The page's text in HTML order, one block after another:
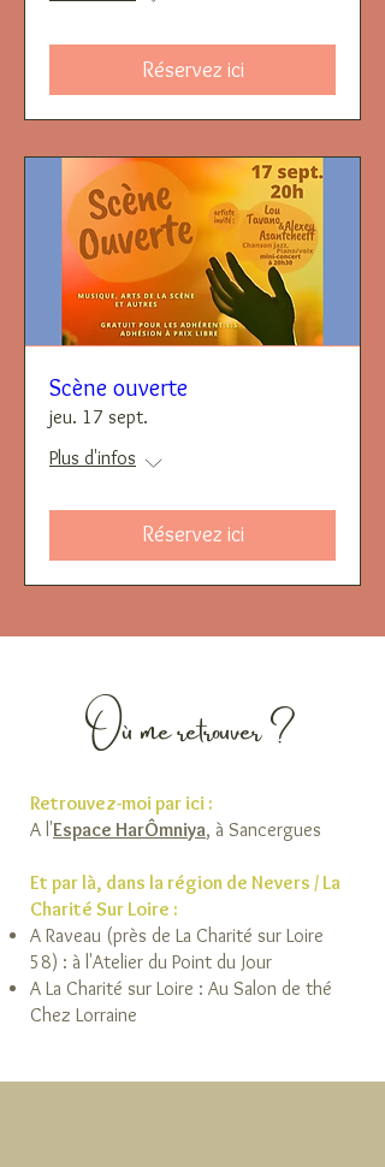
Réservez ici
Scène ouverte
jeu. 17 sept.
Plus d'infos
Réservez ici
Où me retrouver ?
Retrouvez-moi par ici :
A l'Espace HarÔmniya, à Sancergues
Et par là, dans la région de Nevers / La
Charité Sur Loire :
A Raveau (près de La Charité sur Loire
58) : à l'Atelier du Point du Jour
A La Charité sur Loire : Au Salon de thé
Chez Lorraine